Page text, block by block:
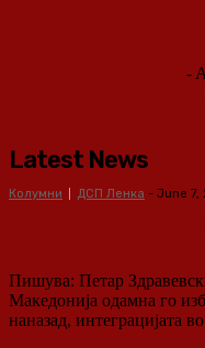
-
Latest News
Колумни ДСП Ленка - June 7,
Пишува: Петар
Македонија одамна го
наназад, интеграцијата